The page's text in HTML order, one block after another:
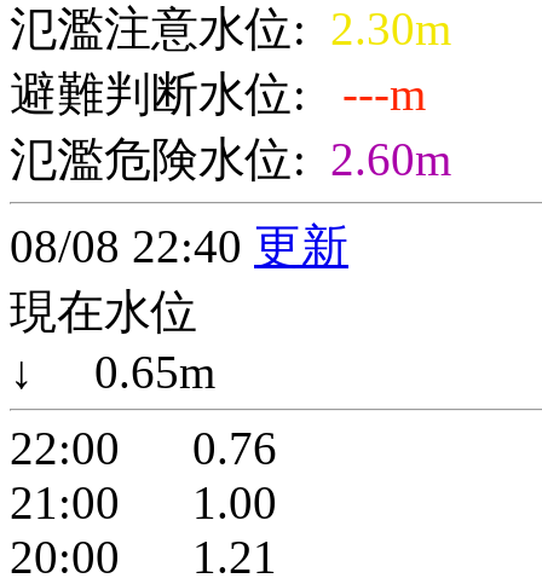
氾濫注意水位: 2.30m
避難判断水位: ---m
氾濫危険水位: 2.60m
08/08 22:40 更新
現在水位
↓ 0.65m
22:00 0.76
21:00 1.00
20:00 1.21